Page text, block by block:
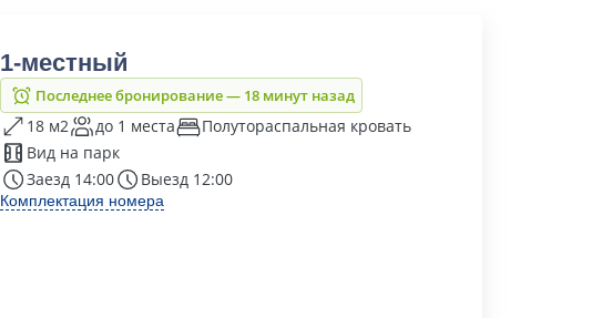
1-местный
Последнее бронирование — 18 минут назад
18 м2 до 1 места
Полутораспальная кровать
Вид на парк
Заезд 14:00
Выезд 12:00
Комплектация номера